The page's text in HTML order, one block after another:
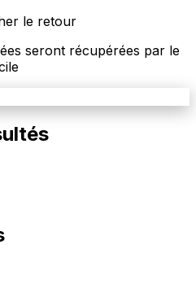
le retour
seront récupérées par le